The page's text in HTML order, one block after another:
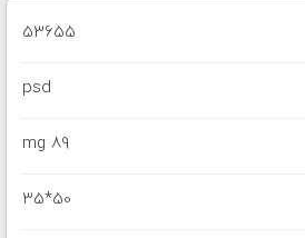
53655
psd
89 mg
35*50